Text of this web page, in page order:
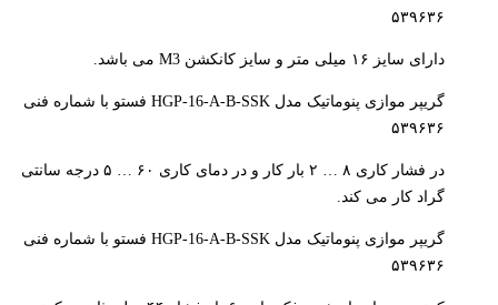
۵۳۹۶۳۶
دارای سایز ۱۶ میلی متر و سایز کانکشن M3 می باشد.
گریپر موازی پنوماتیک مدل HGP-16-A-B-SSK فستو با شماره فنی
۵۳۹۶۳۶
در فشار کاری ۸ … ۲ بار کار و در دمای کاری ۶۰ … ۵ درجه سانتی
گراد کار می کند.
گریپر موازی پنوماتیک مدل HGP-16-A-B-SSK فستو با شماره فنی
۵۳۹۶۳۶